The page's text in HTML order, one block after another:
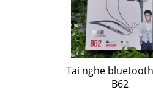
Tai nghe
B62